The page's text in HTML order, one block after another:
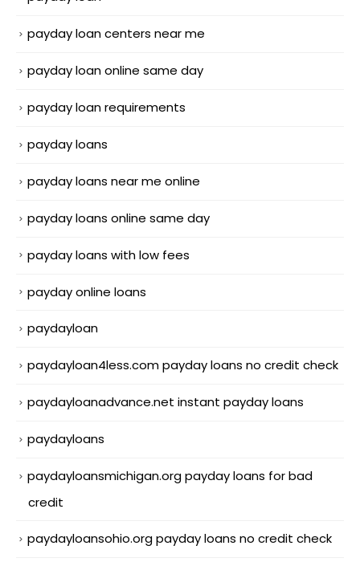
payday loan centers near me
payday loan online same day
payday loan requirements
payday loans
payday loans near me online
payday loans online same day
payday loans with low fees
payday online loans
paydayloan
paydayloan4less.com payday loans no credit check
paydayloanadvance.net instant payday loans
paydayloans
paydayloansmichigan.org payday loans for bad
credit
paydayloansohio.org payday loans no credit check